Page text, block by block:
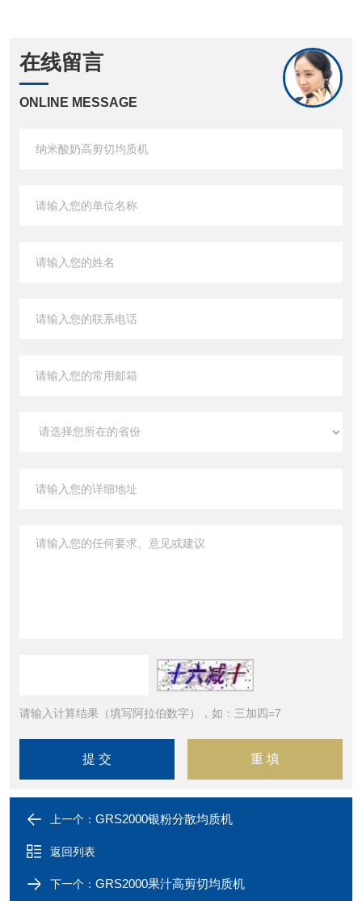
在线留言
ONLINE MESSAGE
请输入计算结果（填写阿拉伯数字），如：三加四=7
上一个： GRS2000银粉分散均质机
返回列表
下一个： GRS2000果汁高剪切均质机